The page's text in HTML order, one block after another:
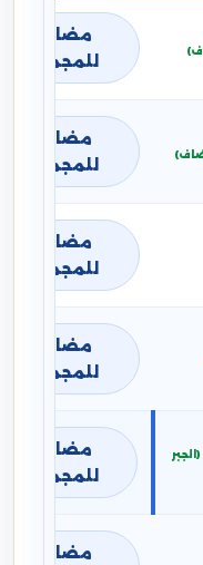
مضافة
للمجموع
مضافة
للمجموع
مضافة
للمجموع
مضافة
للمجموع
(الجبر
مضافة
للمجموع
مضافة